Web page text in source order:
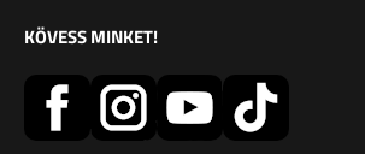
KÖVESS MINKET!